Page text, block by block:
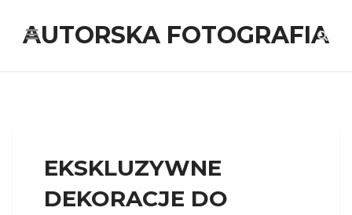
AUTORSKA FOTOGRAFIA
EKSKLUZYWNE
DEKORACJE DO